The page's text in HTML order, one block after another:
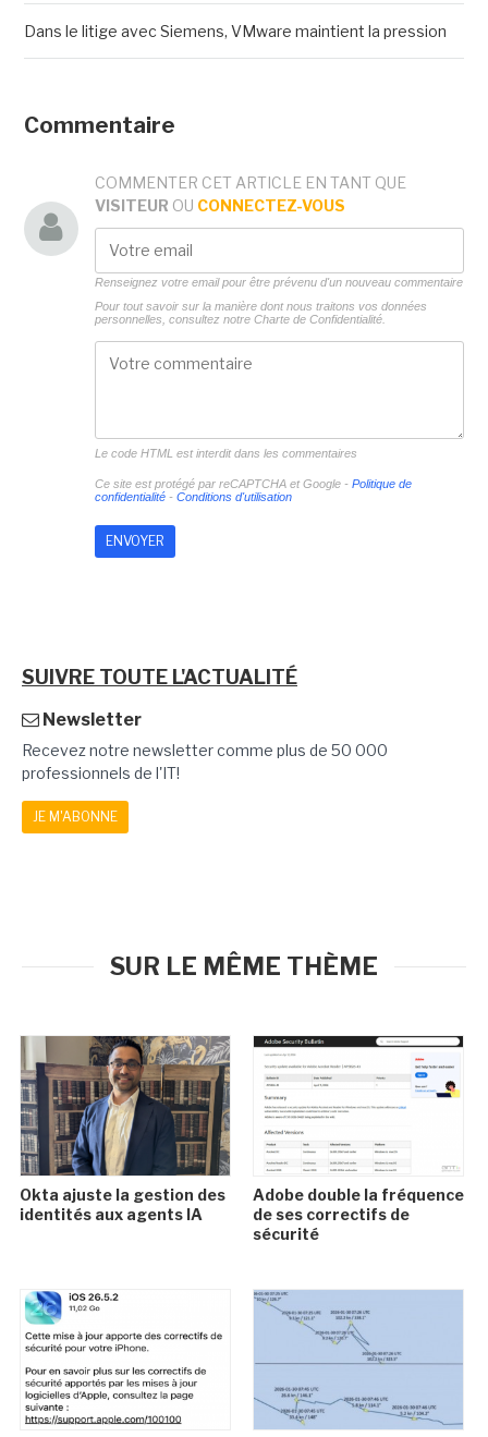
Dans le litige avec Siemens, VMware maintient la pression
Commentaire
COMMENTER CET ARTICLE EN TANT QUE
VISITEUR OU CONNECTEZ-VOUS
Renseignez votre email pour être prévenu d'un nouveau commentaire
Pour tout savoir sur la manière dont nous traitons vos données
personnelles, consultez notre Charte de Confidentialité.
Le code HTML est interdit dans les commentaires
Ce site est protégé par reCAPTCHA et Google - Politique de
confidentialité- Conditions d'utilisation
SUIVRE TOUTE L'ACTUALITÉ
Newsletter
Recevez notre newsletter comme plus de 50 000
professionnels de l'IT!
JE M'ABONNE
SUR LE MÊME THÈME
Okta ajuste la gestion des
identités aux agents IA
Adobe double la fréquence
de ses correctifs de
sécurité